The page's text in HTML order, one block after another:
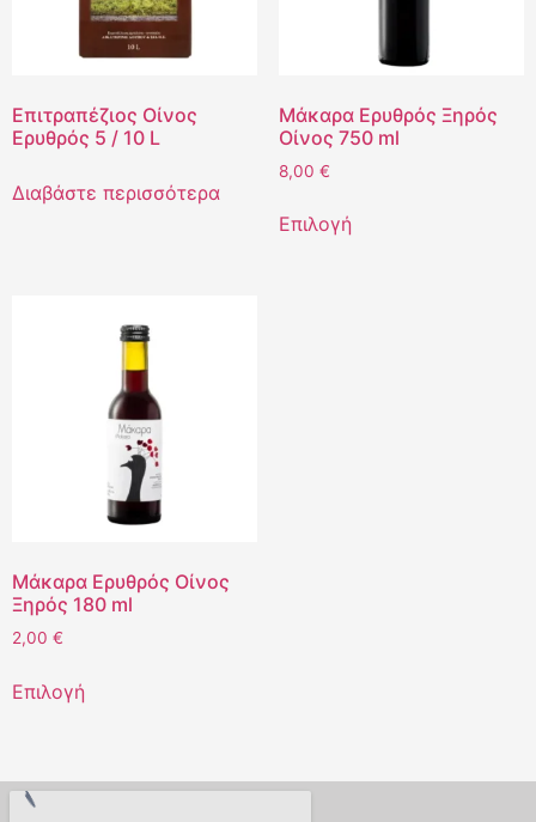
Επιτραπέζιος Οίνος
Ερυθρός 5 / 10 L
Διαβάστε περισσότερα
Μάκαρα Ερυθρός Ξηρός
Οίνος 750 ml
8,00 €
Επιλογή
Μάκαρα Ερυθρός Οίνος
Ξηρός 180 ml
2,00 €
Επιλογή